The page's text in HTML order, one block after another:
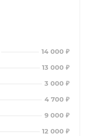
14 000 ₽
13 000 ₽
3 000 ₽
4 700 ₽
9 000 ₽
12 000 ₽